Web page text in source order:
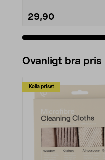
29,90
Ovanligt bra pris
Kolla priset